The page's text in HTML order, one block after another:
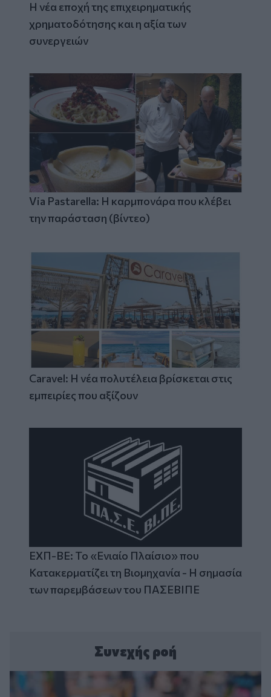
Η νέα εποχή της επιχειρηματικής
χρηματοδότησης και η αξία των
συνεργειών
Via Pastarella: Η καρμπονάρα που κλέβει
την παράσταση (βίντεο)
Caravel: Η νέα πολυτέλεια βρίσκεται στις
εμπειρίες που αξίζουν
ΕΧΠ-ΒΕ: Το «Ενιαίο Πλαίσιο» που
Κατακερματίζει τη Βιομηχανία - Η σημασία
των παρεμβάσεων του ΠΑΣΕΒΙΠΕ
Συνεχής ροή